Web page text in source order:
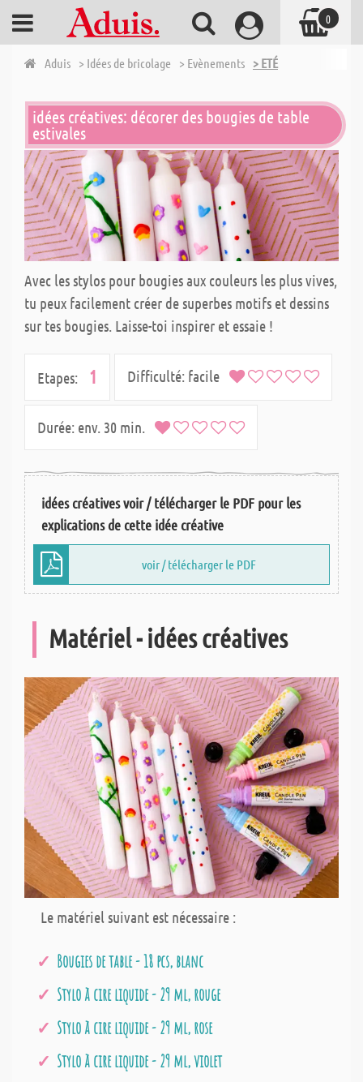
Aduis > Idées de bricolage > Evènements > ETÉ
idées créatives: décorer des bougies de table
estivales
Avec les stylos pour bougies aux couleurs les plus vives,
tu peux facilement créer de superbes motifs et dessins
sur tes bougies. Laisse-toi inspirer et essaie !
Etapes: 1 Difficulté: facile
Durée: env. 30 min.
idées créatives voir / télécharger le PDF pour les
explications de cette idée créative
voir / télécharger le PDF
Matériel - idées créatives
Le matériel suivant est nécessaire :
Bougies de table - 18 pcs, blanc
Stylo à cire liquide - 29 ml, rouge
Stylo à cire liquide - 29 ml, rose
Stylo à cire liquide - 29 ml, violet
0